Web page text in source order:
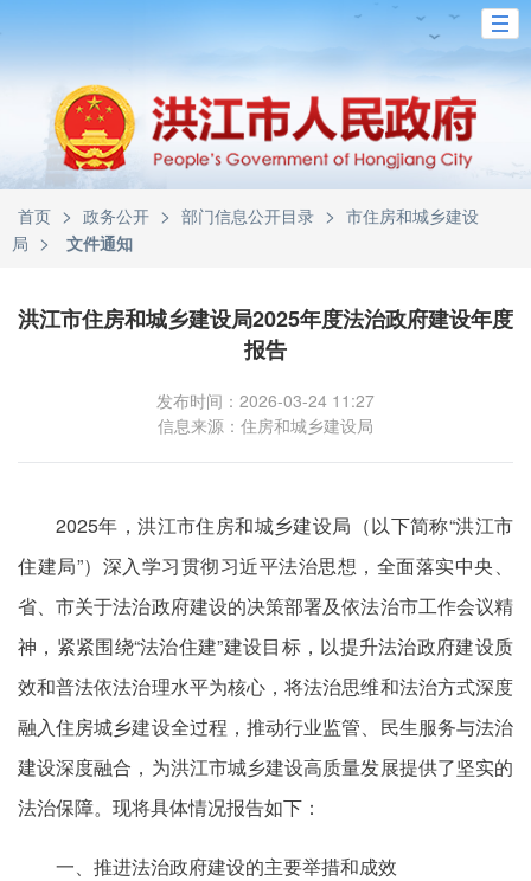
首页 > 政务公开 > 部门信息公开目录 > 市住房和城乡建设
局 > 文件通知
洪江市住房和城乡建设局2025年度法治政府建设年度
报告
发布时间：2026-03-24 11:27
信息来源：住房和城乡建设局
2025年，洪江市住房和城乡建设局（以下简称“洪江市
住建局”）深入学习贯彻习近平法治思想，全面落实中央、
省、市关于法治政府建设的决策部署及依法治市工作会议精
神，紧紧围绕“法治住建”建设目标，以提升法治政府建设质
效和普法依法治理水平为核心，将法治思维和法治方式深度
融入住房城乡建设全过程，推动行业监管、民生服务与法治
建设深度融合，为洪江市城乡建设高质量发展提供了坚实的
法治保障。现将具体情况报告如下：
一、推进法治政府建设的主要举措和成效